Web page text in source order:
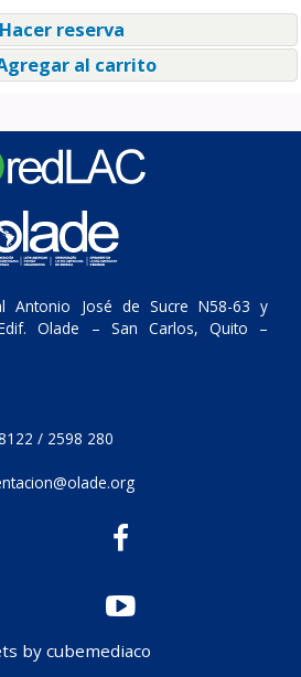
reserva
al carrito
Antonio José de Sucre N58-63 y
Olade – San Carlos, Quito –
/ 2598 280
by cubemediaco